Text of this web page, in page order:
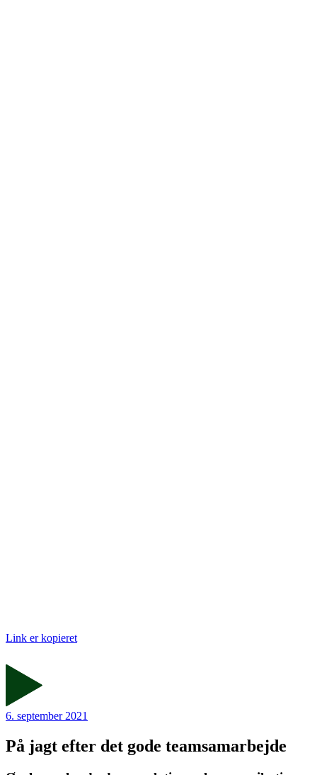
Link er kopieret
6. september 2021
På jagt efter det gode teamsamarbejde